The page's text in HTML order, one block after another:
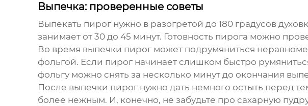
Выпечка: проверенные советы
Выпекать пирог нужно в разогретой до 180 градусов
занимает от 30 до 45 минут. Готовность пирога можно
Во время выпечки пирог может подрумяниться
фольгой. Если пирог начинает слишком быстро
фольгу можно снять за несколько минут до окончания
После выпечки пирог нужно дать немного остыть перед
более нежным. И, конечно, не забудьте про сахарную